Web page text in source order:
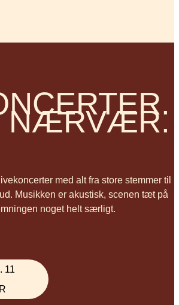
NÆRVÆR.
med alt fra store stemmer til
Musikken er akustisk, scenen tæt på
noget helt særligt.
11